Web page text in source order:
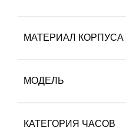
МАТЕРИАЛ КОРПУСА
МОДЕЛЬ
КАТЕГОРИЯ ЧАСОВ